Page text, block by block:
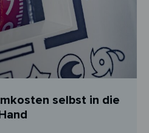
selbst in die